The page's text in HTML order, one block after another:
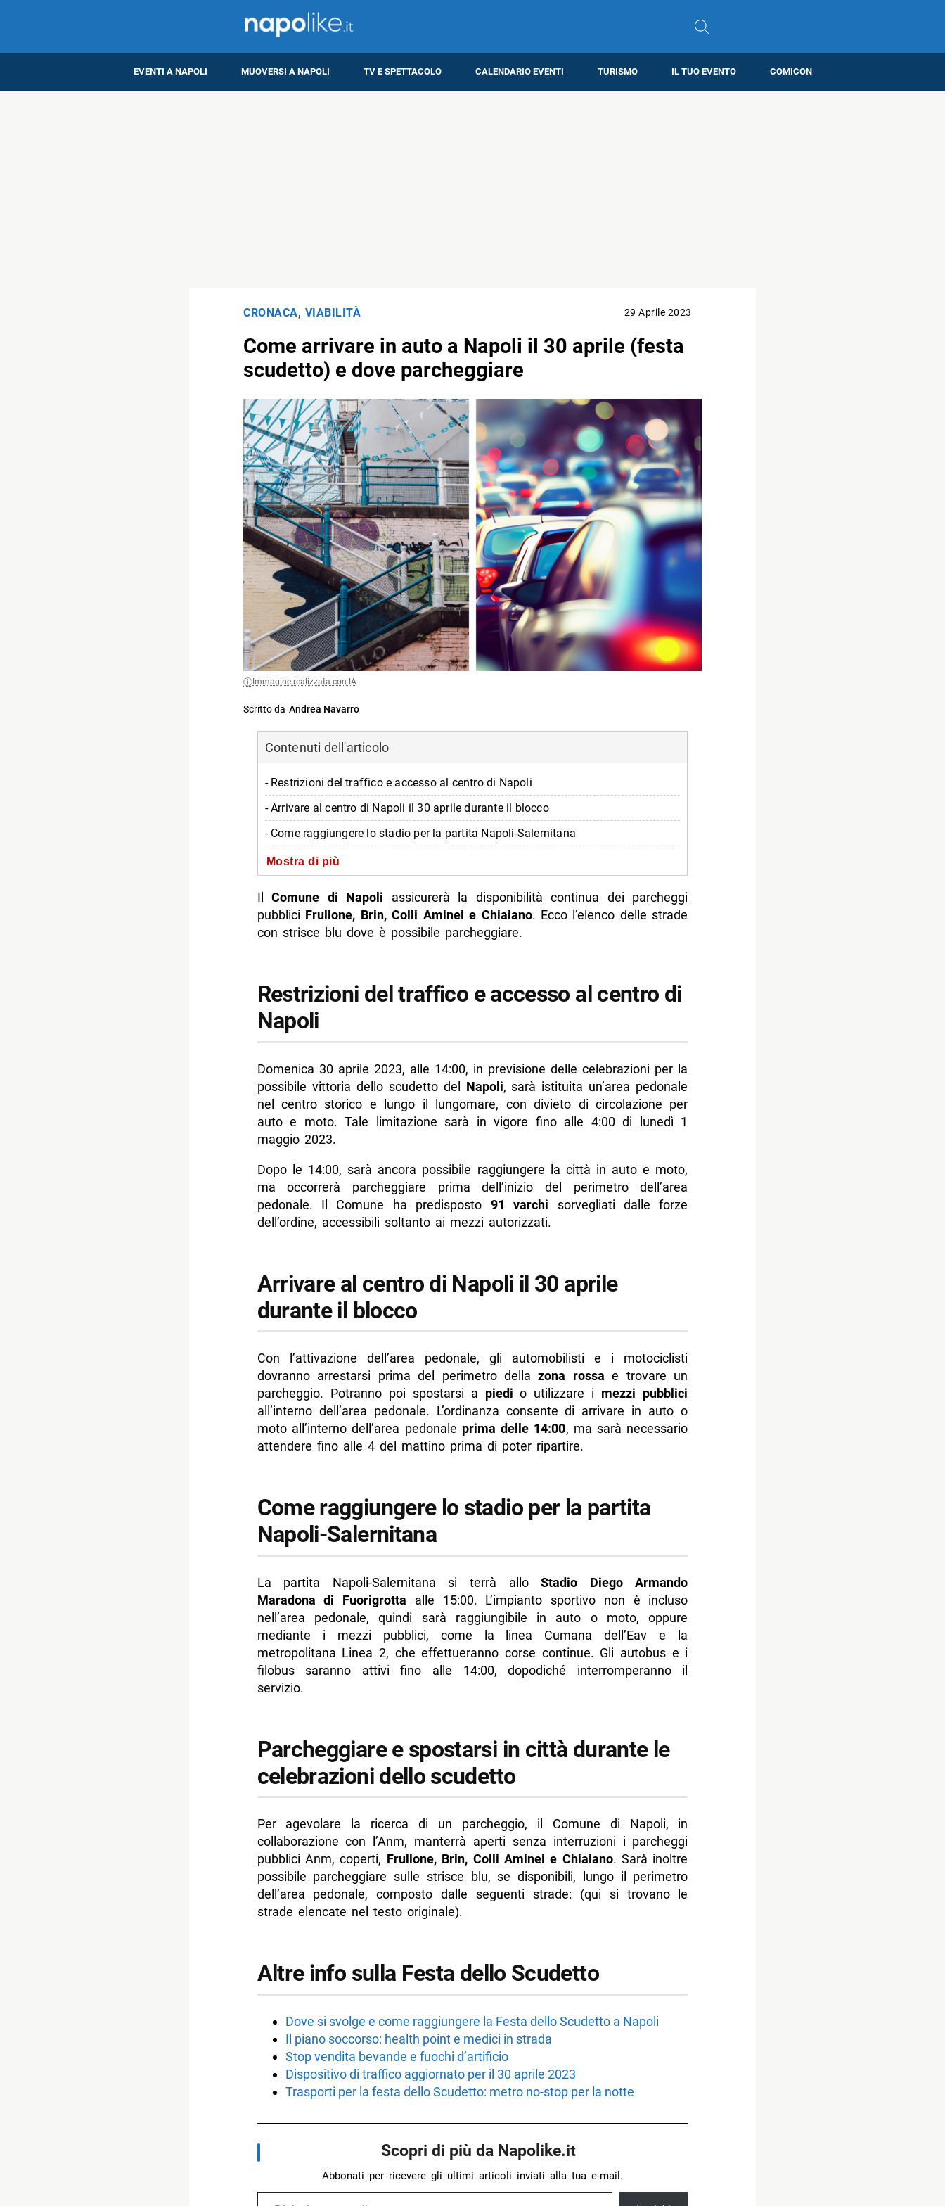
EVENTI A NAPOLI MUOVERSI A NAPOLI TV E SPETTACOLO CALENDARIO EVENTI TURISMO IL TUO EVENTO COMICON
CRONACA, VIABILITÀ 29 Aprile 2023
Come arrivare in auto a Napoli il 30 aprile (festa
scudetto) e dove parcheggiare
Immagine realizzata con IA
Scritto da Andrea Navarro
Contenuti dell'articolo
- Restrizioni del traffico e accesso al centro di Napoli
- Arrivare al centro di Napoli il 30 aprile durante il blocco
- Come raggiungere lo stadio per la partita Napoli-Salernitana
- Parcheggiare e spostarsi in città durante le celebrazioni dello scudetto
-- Scopri di più da Napolike.it
Mostra di più
IlComune di Napoli assicurerà la disponibilità continua dei parcheggi
pubblici Frullone, Brin, Colli Aminei e Chiaiano. Ecco l’elenco delle strade
con strisce blu dove è possibile parcheggiare.
Restrizioni del traffico e accesso al centro di
Napoli
Domenica 30 aprile 2023, alle 14:00, in previsione delle celebrazioni per la
possibile vittoria dello scudetto del Napoli, sarà istituita un’area pedonale
nel centro storico e lungo il lungomare, con divieto di circolazione per
auto e moto. Tale limitazione sarà in vigore fino alle 4:00 di lunedì 1
maggio 2023.
Dopo le 14:00, sarà ancora possibile raggiungere la città in auto e moto,
ma occorrerà parcheggiare prima dell’inizio del perimetro dell’area
pedonale. Il Comune ha predisposto 91 varchi sorvegliati dalle forze
dell’ordine, accessibili soltanto ai mezzi autorizzati.
Arrivare al centro di Napoli il 30 aprile
durante il blocco
Con l’attivazione dell’area pedonale, gli automobilisti e i motociclisti
dovranno arrestarsi prima del perimetro della zona rossae trovare un
parcheggio. Potranno poi spostarsi a piedi o utilizzare i mezzi pubblici
all’interno dell’area pedonale. L’ordinanza consente di arrivare in auto o
moto all’interno dell’area pedonale prima delle 14:00, ma sarà necessario
attendere fino alle 4 del mattino prima di poter ripartire.
Come raggiungere lo stadio per la partita
Napoli-Salernitana
La partita Napoli-Salernitana si terrà alloStadio Diego Armando
Maradona di Fuorigrotta alle 15:00. L’impianto sportivo non è incluso
nell’area pedonale, quindi sarà raggiungibile in auto o moto, oppure
mediante i mezzi pubblici, come la linea Cumana dell’Eav e la
metropolitana Linea 2, che effettueranno corse continue. Gli autobus e i
filobus saranno attivi fino alle 14:00, dopodiché interromperanno il
servizio.
Parcheggiare e spostarsi in città durante le
celebrazioni dello scudetto
Per agevolare la ricerca di un parcheggio, il Comune di Napoli, in
collaborazione con l’Anm, manterrà aperti senza interruzioni i parcheggi
pubblici Anm, coperti, Frullone, Brin, Colli Aminei e Chiaiano. Sarà inoltre
possibile parcheggiare sulle strisce blu, se disponibili, lungo il perimetro
dell’area pedonale, composto dalle seguenti strade: (qui si trovano le
strade elencate nel testo originale).
Altre info sulla Festa dello Scudetto
Dove si svolge e come raggiungere la Festa dello Scudetto a Napoli
Il piano soccorso: health point e medici in strada
Stop vendita bevande e fuochi d’artificio
Dispositivo di traffico aggiornato per il 30 aprile 2023
Trasporti per la festa dello Scudetto: metro no-stop per la notte
Scopri di più da Napolike.it
Abbonati per ricevere gli ultimi articoli inviati alla tua e-mail.
Digita la tua e-mail...